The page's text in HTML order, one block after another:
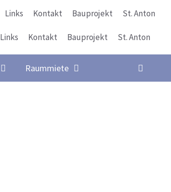
Links Kontakt Bauprojekt St. Anton
Links Kontakt Bauprojekt St. Anton
Raummiete